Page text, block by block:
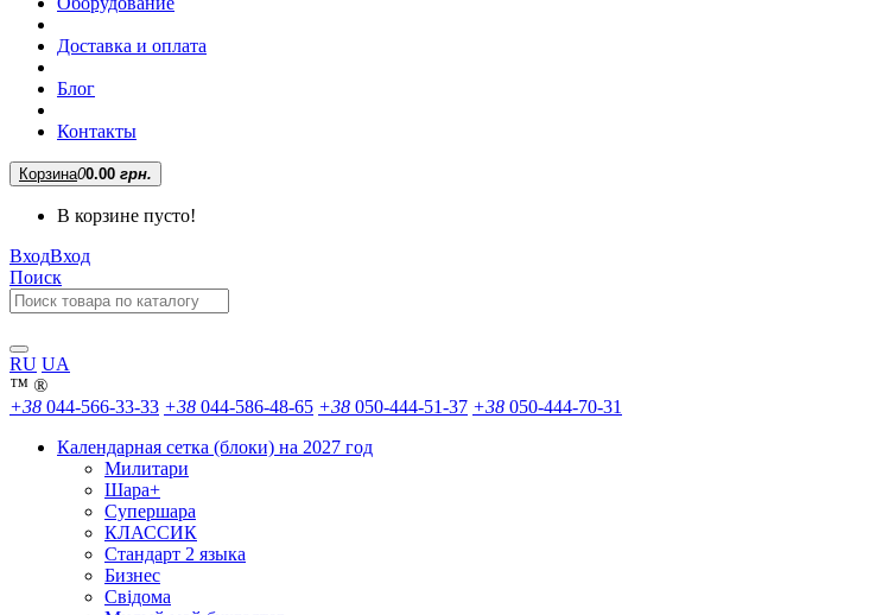
Доставка и оплата
Блог
Контакты
Корзина00.00 грн.
В корзине пусто!
ВходВход
Поиск
RU UA
™ ®
+38 044-566-33-33 +38 044-586-48-65 +38 050-444-51-37 +38 050-444-70-31
Календарная сетка (блоки) на 2027 год
Милитари
Шара+
Супершара
КЛАССИК
Стандарт 2 языка
Бизнес
Свідома